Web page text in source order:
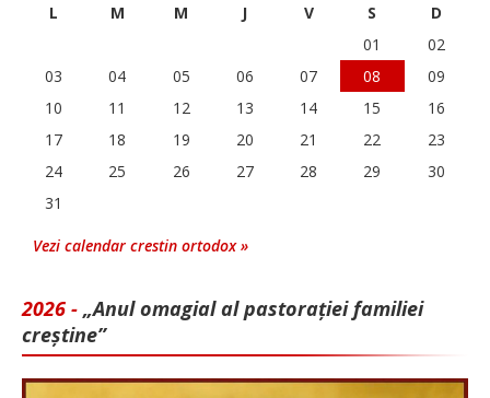
L M M J V S
D
01
02
03
04 05 06 07 08
09
10
11 12 13 14 15
16
17
18 19 20 21 22
23
24
25 26 27 28 29
30
31
Vezi calendar crestin ortodox »
2026 - „Anul omagial al pastorației familiei
creștine”